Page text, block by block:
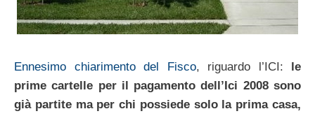
Ennesimo chiarimento del Fisco, riguardo l’ICI: le
prime cartelle per il pagamento dell’Ici 2008 sono
già partite ma per chi possiede solo la prima casa,